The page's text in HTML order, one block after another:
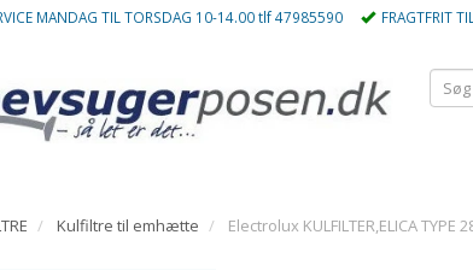
MANDAG TIL TORSDAG 10-14.00 tlf 47985590 FRAGTFRIT
Kulfiltre til emhætte Electrolux KULFILTER,ELICA TYPE